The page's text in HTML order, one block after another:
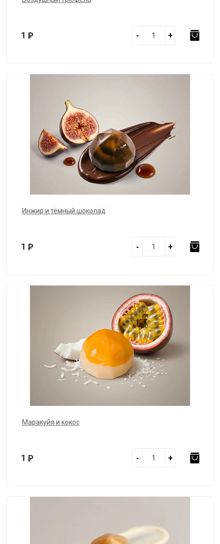
1 Р - +
Инжир и тёмный шоколад
1 Р - +
Маракуйя и кокос
1 Р - +